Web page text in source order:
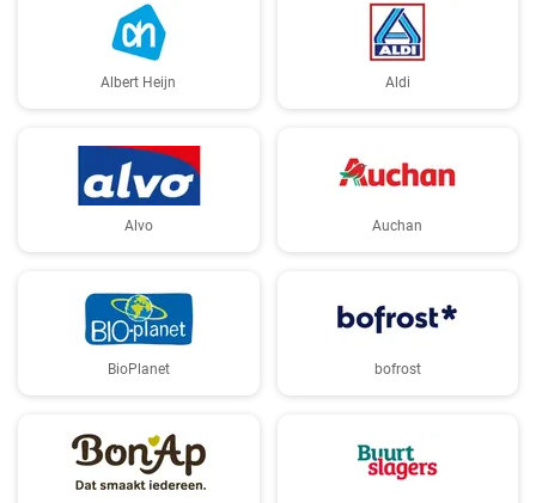
Albert Heijn Aldi
Alvo Auchan
BioPlanet bofrost